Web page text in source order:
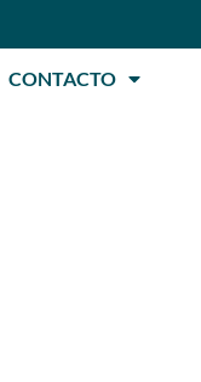
CONTACTO